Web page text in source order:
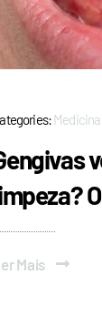
Mais